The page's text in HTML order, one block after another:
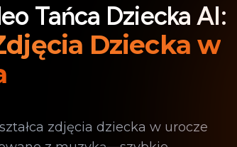
Tańca Dziecka AI:
Dziecka w
zdjęcia dziecka w urocze